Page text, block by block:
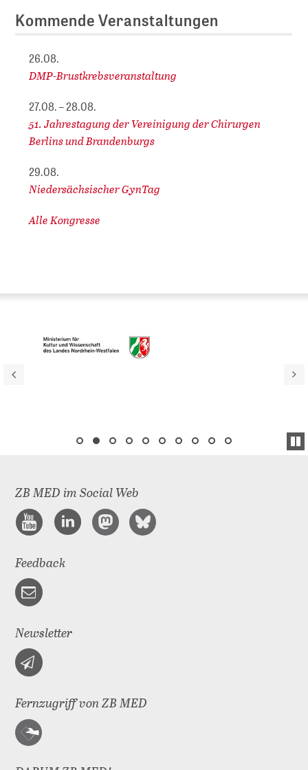
Kommende Veranstaltungen
26.08.
DMP-Brustkrebsveranstaltung
27.08. – 28.08.
51. Jahrestagung der Vereinigung der Chirurgen
Berlins und Brandenburgs
29.08.
Niedersächsischer GynTag
Alle Kongresse
ZB MED im Social Web
Feedback
Newsletter
Fernzugriff von ZB MED